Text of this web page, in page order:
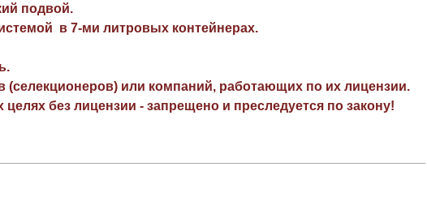
подвой.
в 7-ми литровых контейнерах.
(селекционеров) или компаний, работающих по их лицензии.
без лицензии - запрещено и преследуется по закону!